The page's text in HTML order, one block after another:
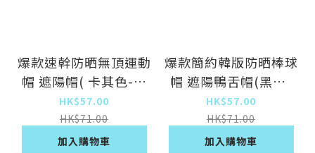
爆款速幹防晒無頂運動
帽 遮陽帽( 卡其色-無
頂)
HK$57.00
HK$71.00
加入購物車
爆款簡約韓版防晒棒球
帽 遮陽鴨舌帽(黑色-
小貓)
HK$57.00
HK$71.00
加入購物車